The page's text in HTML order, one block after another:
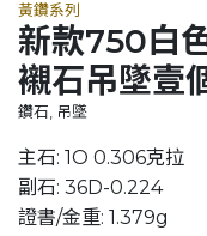
黃鑽系列
新款750白
襯石吊墜壹
鑽石, 吊墜
主石: 1O 0.306克拉
副石: 36D-0.224
證書/金重: 1.379g